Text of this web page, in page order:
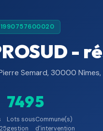
-
Semard, 30000 Nîmes,
749
Lots sous
gestion
5
Commune(s)
d'intervention